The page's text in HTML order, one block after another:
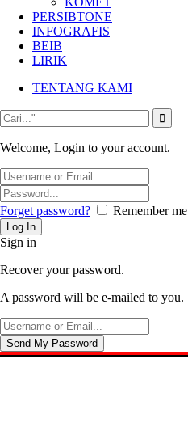
PERSIBTONE
INFOGRAFIS
BEIB
LIRIK
TENTANG KAMI
Welcome, Login to your account.
Forget password? Remember me
Sign in
Recover your password.
A password will be e-mailed to you.